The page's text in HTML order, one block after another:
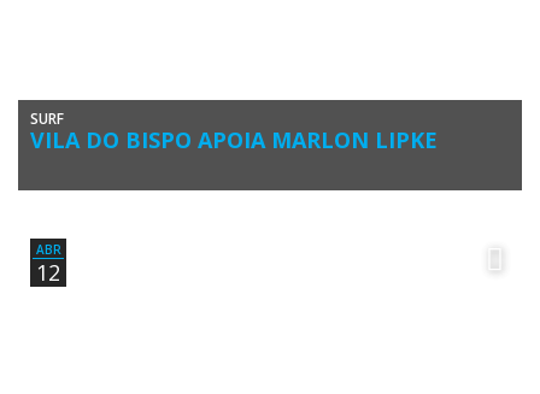
SURF
VILA DO BISPO APOIA MARLON LIPKE
A Câmara Municipal de Vila do Bispo renovou o contrato de
ABR
12